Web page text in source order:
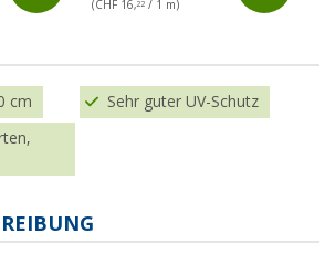
(CHF 16,22/ 1 m)
cm Sehr guter UV-Schutz